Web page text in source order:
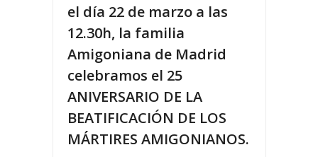
el día 22 de marzo a las
12.30h, la familia
Amigoniana de Madrid
celebramos el 25
ANIVERSARIO DE LA
BEATIFICACIÓN DE LOS
MÁRTIRES AMIGONIANOS.